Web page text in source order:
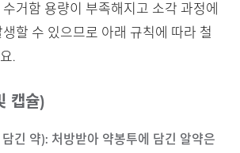
거함 용량이 부족해지고 소각 과정에
할 수 있으므로 아래 규칙에 따라 철
.
캡슐)
긴 약): 처방받아 약봉투에 담긴 알약은